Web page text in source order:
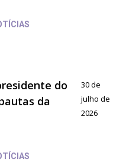
do
da
30 de
julho de
2026